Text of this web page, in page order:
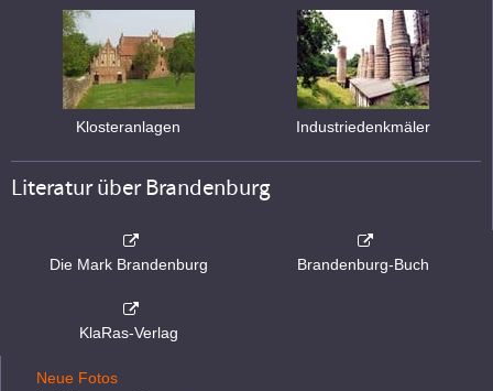
Klosteranlagen Industriedenkmäler
Literatur über Brandenburg
Die Mark Brandenburg Brandenburg-Buch
KlaRas-Verlag
Neue Fotos